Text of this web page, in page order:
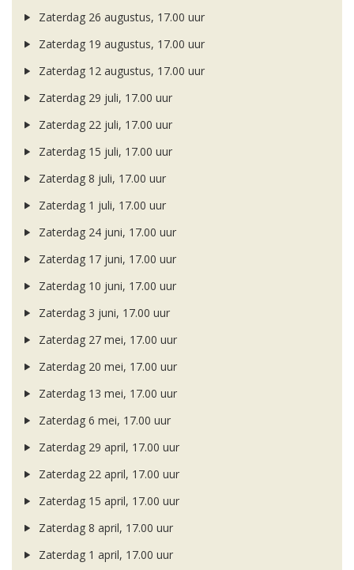
Zaterdag 26 augustus, 17.00 uur
Zaterdag 19 augustus, 17.00 uur
Zaterdag 12 augustus, 17.00 uur
Zaterdag 29 juli, 17.00 uur
Zaterdag 22 juli, 17.00 uur
Zaterdag 15 juli, 17.00 uur
Zaterdag 8 juli, 17.00 uur
Zaterdag 1 juli, 17.00 uur
Zaterdag 24 juni, 17.00 uur
Zaterdag 17 juni, 17.00 uur
Zaterdag 10 juni, 17.00 uur
Zaterdag 3 juni, 17.00 uur
Zaterdag 27 mei, 17.00 uur
Zaterdag 20 mei, 17.00 uur
Zaterdag 13 mei, 17.00 uur
Zaterdag 6 mei, 17.00 uur
Zaterdag 29 april, 17.00 uur
Zaterdag 22 april, 17.00 uur
Zaterdag 15 april, 17.00 uur
Zaterdag 8 april, 17.00 uur
Zaterdag 1 april, 17.00 uur